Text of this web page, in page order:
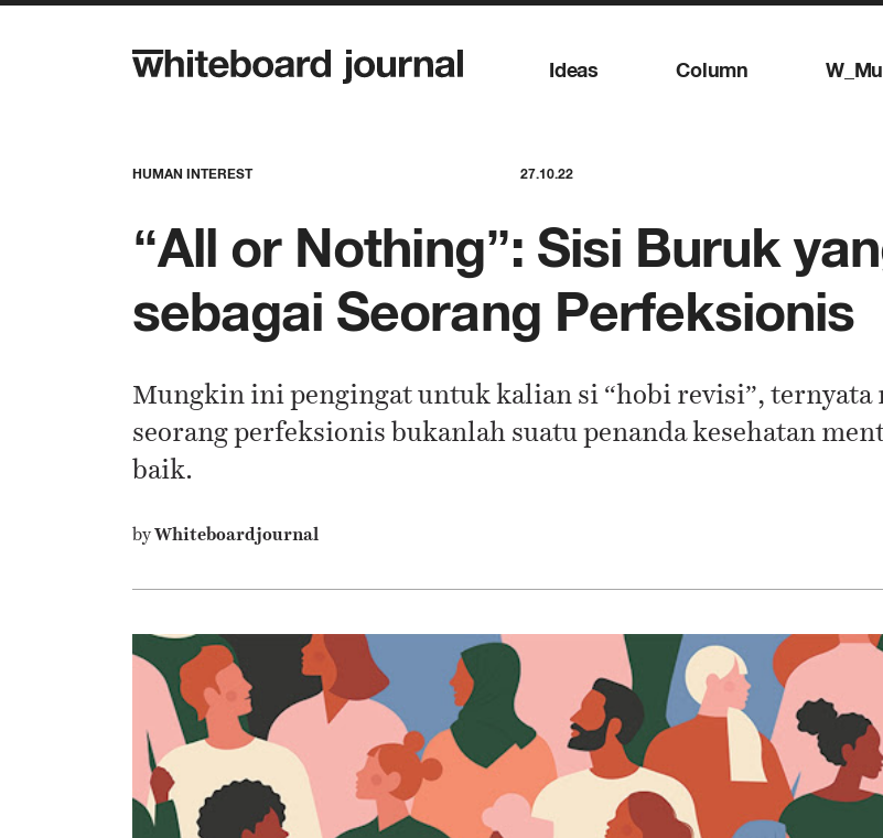
Ideas Column
HUMAN INTEREST 27.10.22
“All or Nothing”: Sisi Buruk
sebagai Seorang Perfeksionis
Mungkin ini pengingat untuk kalian si “hobi revisi”, ternyata
seorang perfeksionis bukanlah suatu penanda kesehatan
baik.
byWhiteboardjournal